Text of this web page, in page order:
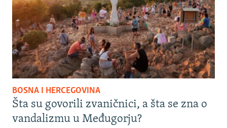
BOSNA I HERCEGOVINA
Šta su govorili zvaničnici, a šta se zna o
vandalizmu u Međugorju?